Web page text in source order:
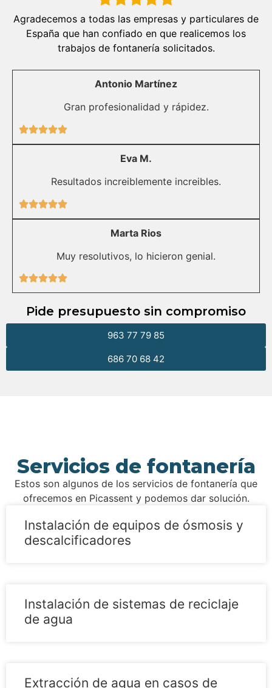
Agradecemos a todas las empresas y particulares de
España que han confiado en que realicemos los
trabajos de fontanería solicitados.
Antonio Martínez
Gran profesionalidad y rápidez.
Eva M.
Resultados increiblemente increibles.
Marta Rios
Muy resolutivos, lo hicieron genial.
Pide presupuesto sin compromiso
686 70 68 42
963 77 79 85
Servicios de fontanería
Estos son algunos de los servicios de fontanería que
ofrecemos en Picassent y podemos dar solución.
Instalación de equipos de ósmosis y
descalcificadores
Instalación de sistemas de reciclaje
de agua
Extracción de agua en casos de